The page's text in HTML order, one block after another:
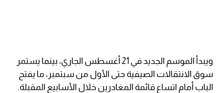
ويبدأ الموسم الجديد في 21 أغسطس الجاري، بينما يستمر
سوق الانتقالات الصيفية حتى الأول من سبتمبر، ما يفتح
الباب أمام اتساع قائمة المغادرين خلال الأسابيع المقبلة.